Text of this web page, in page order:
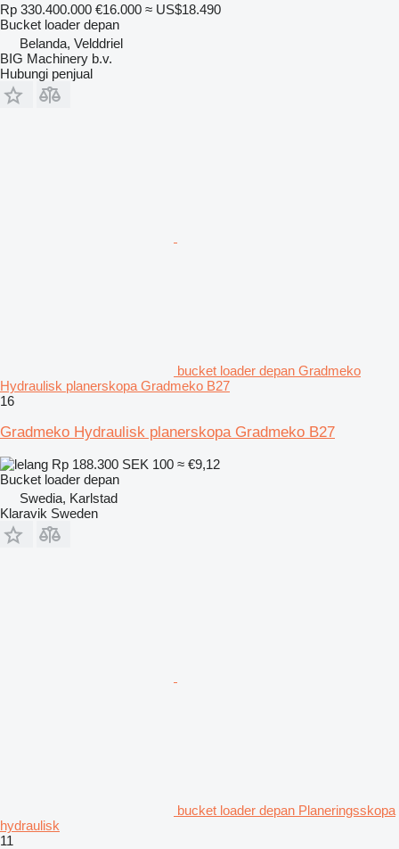
Rp 330.400.000 €16.000 ≈ US$18.490
Bucket loader depan
Belanda, Velddriel
BIG Machinery b.v.
Hubungi penjual
bucket loader depan Gradmeko
Hydraulisk planerskopa Gradmeko B27
16
Gradmeko Hydraulisk planerskopa Gradmeko B27
Rp 188.300 SEK 100 ≈ €9,12
Bucket loader depan
Swedia, Karlstad
Klaravik Sweden
bucket loader depan Planeringsskopa
hydraulisk
11